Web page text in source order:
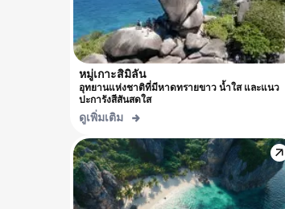
หมู่เกาะสิมิลัน
อุทยานแห่งชาติที่มีหาดทรายขาว น้ำใส และแนว
ปะการังสีสันสดใส
ดูเพิ่มเติม